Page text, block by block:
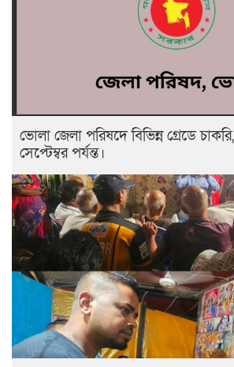
ভোলা জেলা পরিষদে বিভিন্ন গ্রেডে
সেপ্টেম্বর পর্যন্ত।